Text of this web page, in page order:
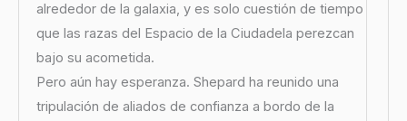
alrededor de la galaxia, y es solo cuestión de tiempo
que las razas del Espacio de la Ciudadela perezcan
bajo su acometida.
Pero aún hay esperanza. Shepard ha reunido una
tripulación de aliados de confianza a bordo de la